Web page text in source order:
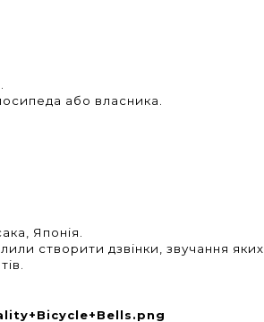
або власника.
Японія.
створити дзвінки, звучання